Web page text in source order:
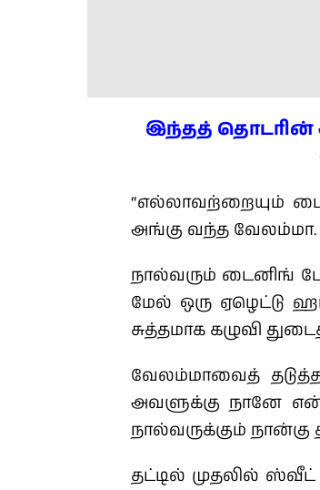
இந்தத் தொடரின்
“எல்லாவற்றையும்
அங்கு வந்த வேலம்மா.
நால்வரும் டைனிங்
மேல் ஒரு ஏழெட்டு
சுத்தமாக கழுவி
வேலம்மாவைத்
அவளுக்கு நானே
நால்வருக்கும்
தட்டில் முதலில்